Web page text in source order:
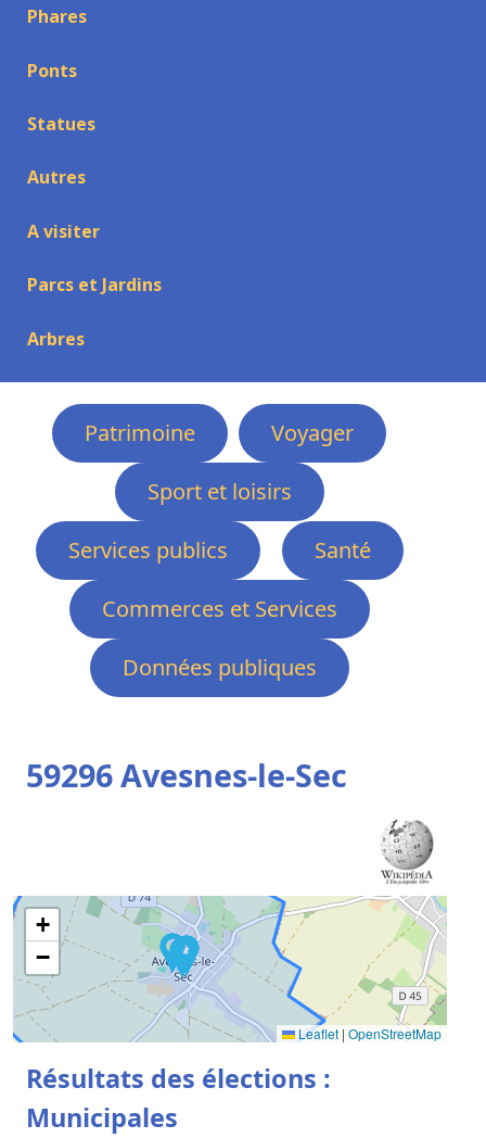
Phares
Ponts
Statues
Autres
A visiter
Parcs et Jardins
Arbres
Patrimoine
Voyager
Sport et loisirs
Services publics
Santé
Commerces et Services
Données publiques
59296 Avesnes-le-Sec
+
−
Leaflet | OpenStreetMap
Résultats des élections :
Municipales